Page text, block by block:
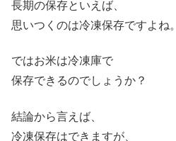
長期の保存といえば、
思いつくのは冷凍保存ですよね。
ではお米は冷凍庫で
保存できるのでしょうか？
結論から言えば、
冷凍保存はできますが、